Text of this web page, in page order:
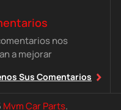
nos
a mejorar
Sus Comentarios
Mvm Car Parts.